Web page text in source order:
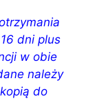
dni plus
w obie
należy
do